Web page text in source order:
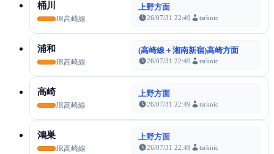
桶川
JR高崎線
上野方面
26/07/31 22:49 tsrknic
浦和
JR高崎線
(高崎線＋湘南新宿)高崎方面
26/07/31 22:49 tsrknic
高崎
JR高崎線
上野方面
26/07/31 22:49 tsrknic
鴻巣
JR高崎線
上野方面
26/07/31 22:49 tsrknic